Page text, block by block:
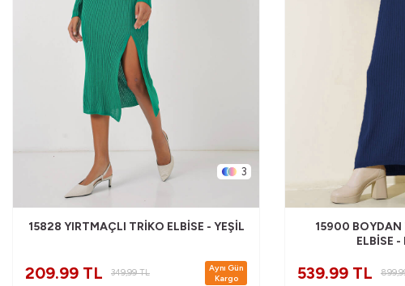
3
15828 YIRTMAÇLI TRIKO ELBISE - YEŞIL
209.99 TL 349,99TL
Aynı Gün
Kargo
15900 BOYDAN
ELBISE
539.99 TL